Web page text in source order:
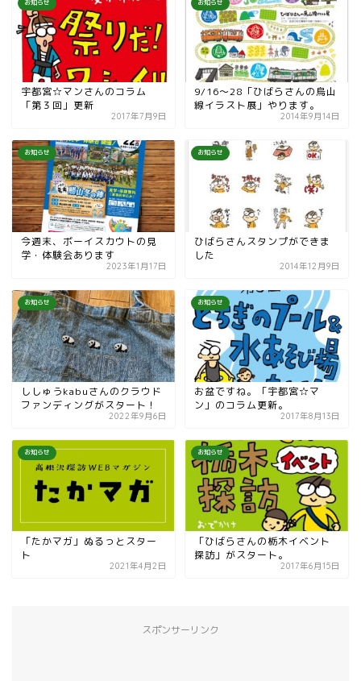
お知らせ
宇都宮☆マンさんのコラム
「第３回」更新
2017年7月9日
お知らせ
9/16〜28「ひばらさんの烏山
線イラスト展」やります。
2014年9月14日
お知らせ
今週末、ボーイスカウトの見
学・体験会あります
2023年1月17日
お知らせ
ひばらさんスタンプができま
した
2014年12月9日
お知らせ
ししゅうkabuさんのクラウド
ファンディングがスタート！
2022年9月6日
お知らせ
お盆ですね。「宇都宮☆マ
ン」のコラム更新。
2017年8月13日
お知らせ
「たかマガ」ぬるっとスター
ト
2021年4月2日
お知らせ
「ひばらさんの栃木イベント
探訪」がスタート。
2017年6月15日
スポンサーリンク